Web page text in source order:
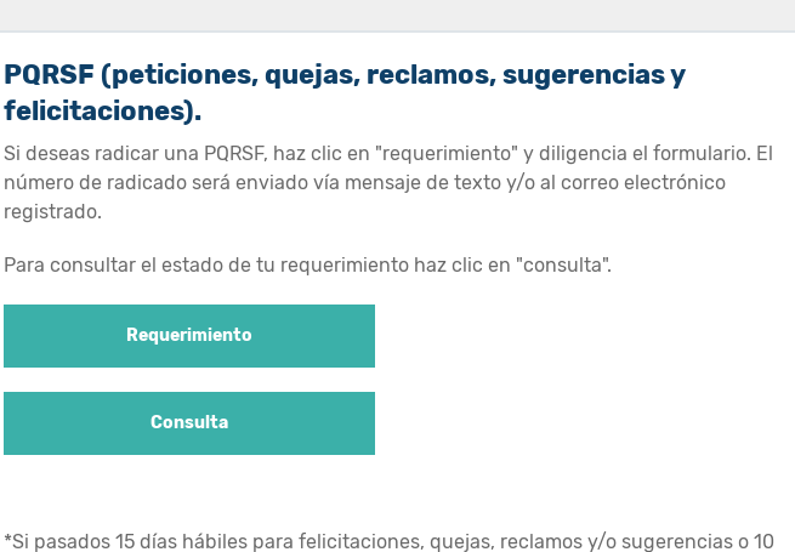
PQRSF (peticiones, quejas, reclamos, sugerencias y
felicitaciones).
Si deseas radicar una PQRSF, haz clic en "requerimiento" y diligencia el formulario. El
número de radicado será enviado vía mensaje de texto y/o al correo electrónico
registrado.
Para consultar el estado de tu requerimiento haz clic en "consulta".
Requerimiento
Consulta
*Si pasados 15 días hábiles para felicitaciones, quejas, reclamos y/o sugerencias o 10